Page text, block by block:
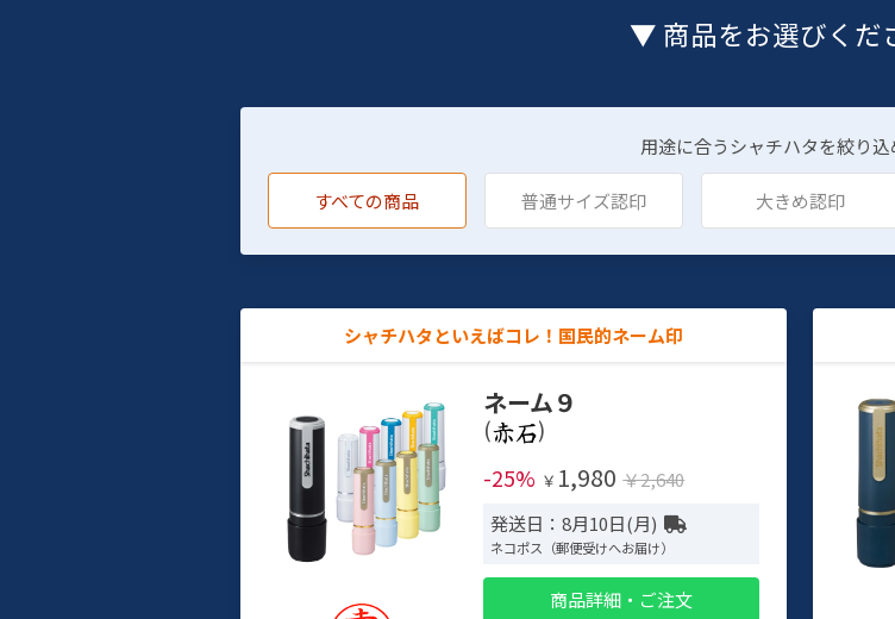
▼ 商品をお選びく
用途に合うシャチハタを絞り込
すべての商品 普通サイズ認印 大きめ認印
シャチハタといえばコレ！国民的ネーム印
ネーム９
(
)
-25% ￥ 1,980 ￥2,640
発送日：8月10日(月)
ネコポス（郵便受けへお届け）
商品詳細・ご注文